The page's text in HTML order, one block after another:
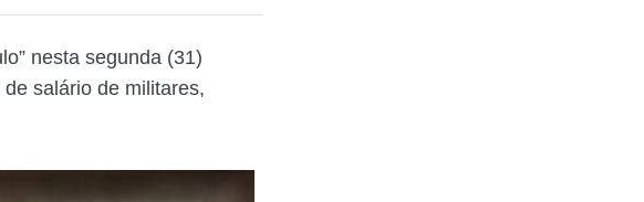
nesta segunda (31)
salário de militares,